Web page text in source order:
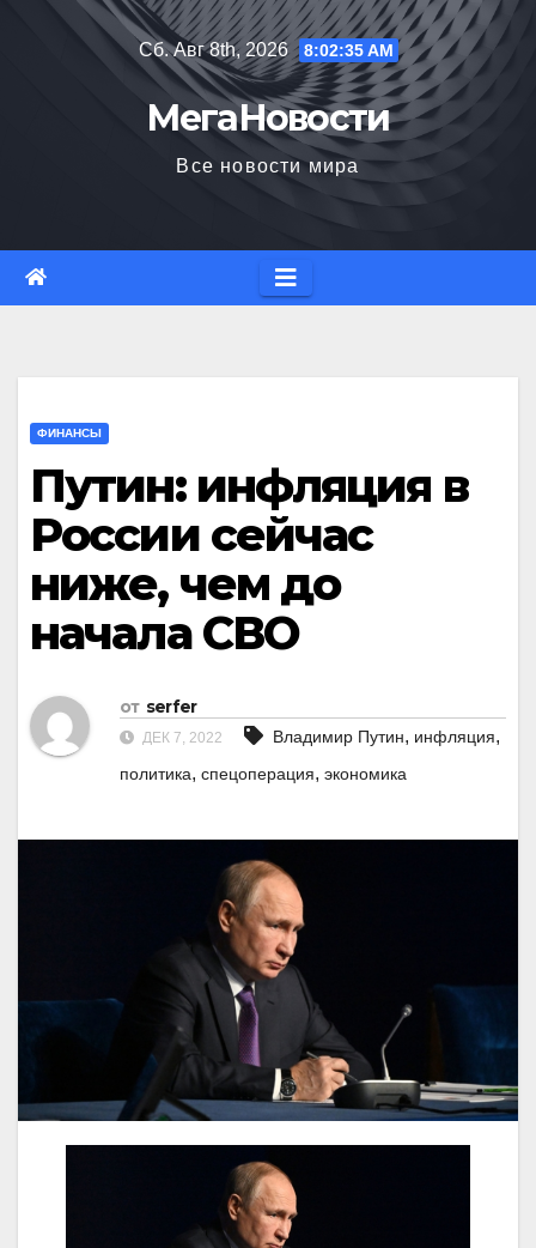
Сб. Авг 8th, 2026 8:02:35 AM
МегаНовости
Все новости мира
ФИНАНСЫ
Путин: инфляция в
России сейчас
ниже, чем до
начала СВО
от serfer
ДЕК 7, 2022 Владимир Путин, инфляция,
политика, спецоперация, экономика